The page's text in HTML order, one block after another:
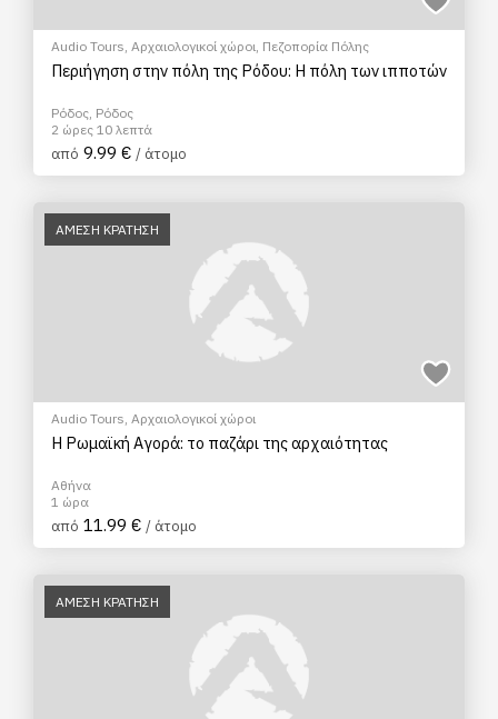
Audio Tours, Αρχαιολογικοί χώροι, Πεζοπορία Πόλης
Περιήγηση στην πόλη της Ρόδου: Η πόλη των ιπποτών
Ρόδος, Ρόδος
2 ώρες 10 λεπτά
από 9.99 € / άτομο
ΑΜΕΣΗ ΚΡΑΤΗΣΗ
Audio Tours, Αρχαιολογικοί χώροι
Η Ρωμαϊκή Αγορά: το παζάρι της αρχαιότητας
Αθήνα
1 ώρα
από 11.99 € / άτομο
ΑΜΕΣΗ ΚΡΑΤΗΣΗ